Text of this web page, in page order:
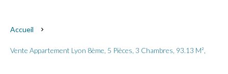
Accueil
Vente Appartement Lyon 8ème, 5 Pièces, 3 Chambres, 93.13 M²,